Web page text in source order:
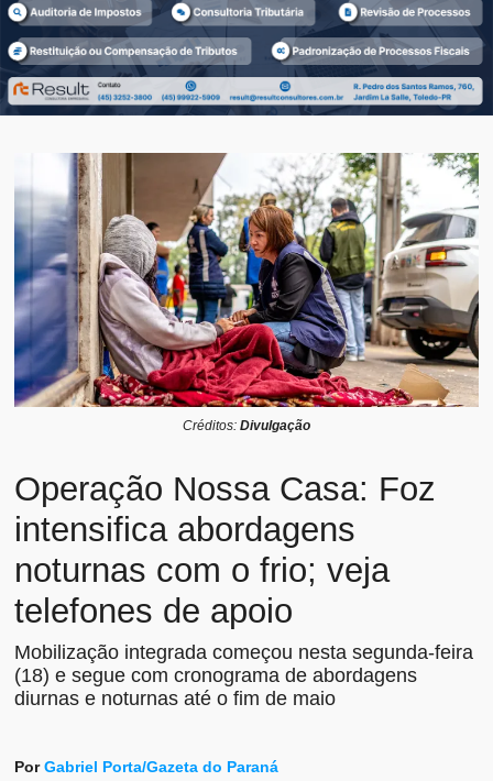
Créditos: Divulgação
Operação Nossa Casa: Foz
intensifica abordagens
noturnas com o frio; veja
telefones de apoio
Mobilização integrada começou nesta segunda-feira
(18) e segue com cronograma de abordagens
diurnas e noturnas até o fim de maio
PorGabriel Porta/Gazeta do Paraná